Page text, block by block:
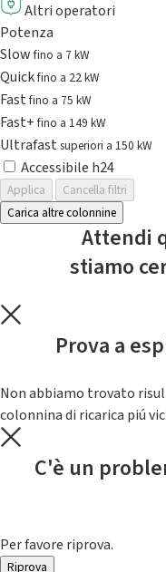
Altri operatori
Potenza
Slowfino a 7 kW
Quickfino a 22 kW
Fastfino a 75 kW
Fast+fino a 149 kW
Ultrafast superiori a 150 kW
Accessibile h24
Applica
Cancella filtri
Carica altre colonnine
Attendi
stiamo
Prova a
Non abbiamo trovato
colonnina di ricarica piú
C'è un
Per favore riprova.
Riprova